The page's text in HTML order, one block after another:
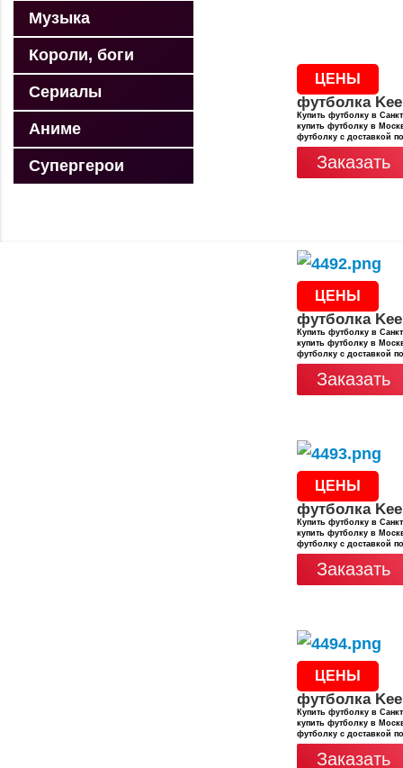
Музыка
Короли, боги
Сериалы
Аниме
Супергерои
ЦЕНЫ
футболка
Купить футболку в
купить футболку в
футболку с доставкой
Заказать
ЦЕНЫ
футболка
Купить футболку в
купить футболку в
футболку с доставкой
Заказать
ЦЕНЫ
футболка
Купить футболку в
купить футболку в
футболку с доставкой
Заказать
ЦЕНЫ
футболка
Купить футболку в
купить футболку в
футболку с доставкой
Заказать